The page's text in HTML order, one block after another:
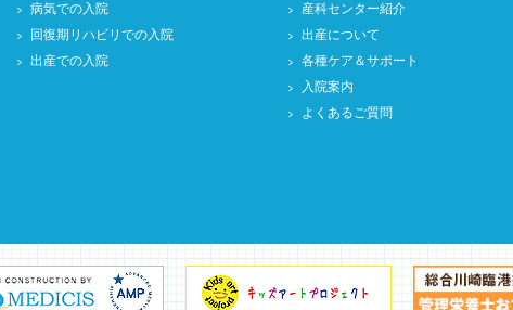
病気での入院
回復期リハビリでの入院
出産での入院
産科センター紹介
出産について
各種ケア＆サポート
入院案内
よくあるご質問